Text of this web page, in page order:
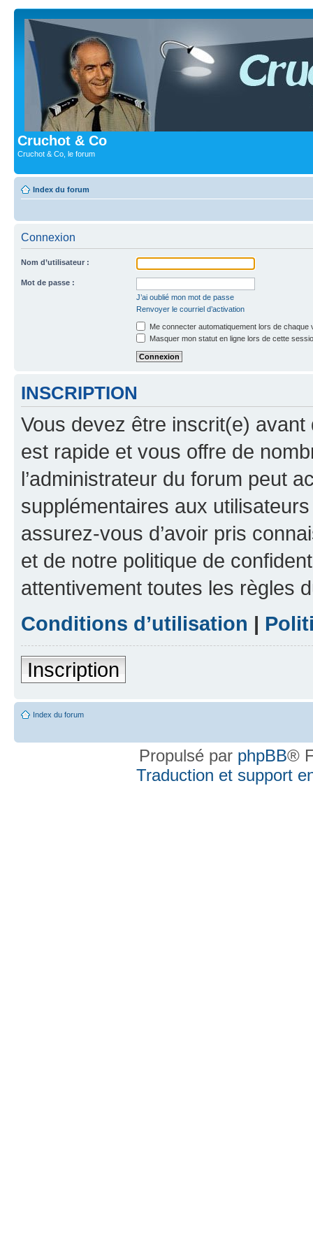
Cruchot & Co
Cruchot & Co, le forum
Index du forum
Connexion
Nom d’utilisateur :
Mot de passe :
J’ai oublié mon mot de passe
Renvoyer le courriel d’activation
Me connecter automatiquement lors de chaque
Masquer mon statut en ligne lors de cette
INSCRIPTION
Vous devez être inscrit(e) avant
est rapide et vous offre de
l’administrateur du forum peut
supplémentaires aux
assurez-vous d’avoir pris
et de notre politique de
attentivement toutes les règles
Conditions d’utilisation |
Inscription
Index du forum
Propulsé par phpBB®
Traduction et support